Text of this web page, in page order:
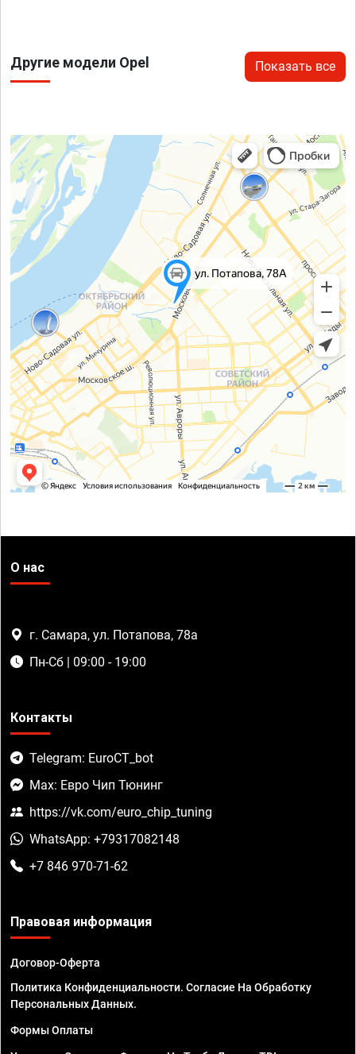
Другие модели Opel Показать все
О нас
г. Самара, ул. Потапова, 78а
Пн-Сб | 09:00 - 19:00
Контакты
Telegram: EuroCT_bot
Max: Евро Чип Тюнинг
https://vk.com/euro_chip_tuning
WhatsApp: +79317082148
+7 846 970-71-62
Правовая информация
Договор-Оферта
Политика Конфиденциальности. Согласие На Обработку
Персональных Данных.
Формы Оплаты